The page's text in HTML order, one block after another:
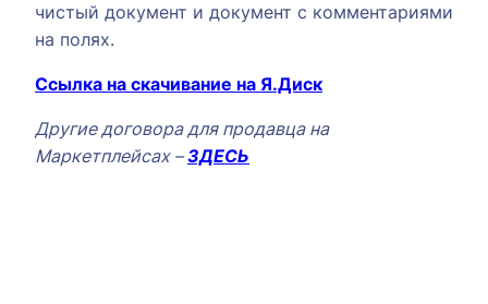
чистый документ и документ с комментариями
на полях.
Ссылка на скачивание на Я.Диск
Другие договора для продавца на
Маркетплейсах –ЗДЕСЬ